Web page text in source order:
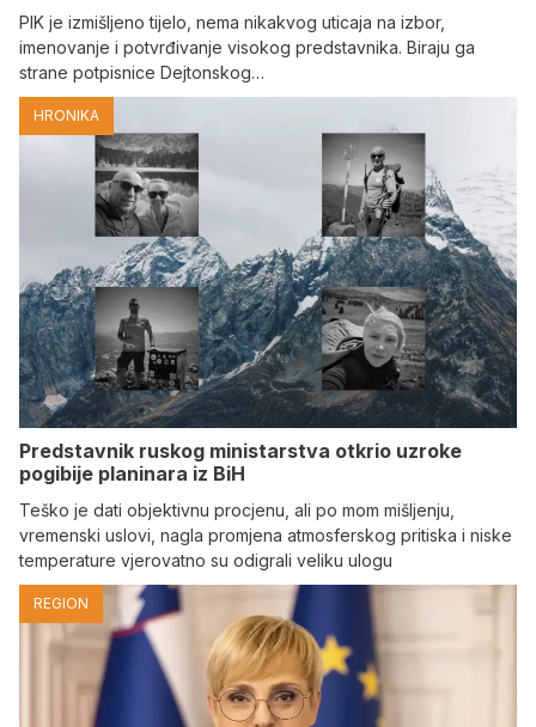
PIK je izmišljeno tijelo, nema nikakvog uticaja na izbor,
imenovanje i potvrđivanje visokog predstavnika. Biraju ga
strane potpisnice Dejtonskog…
HRONIKA
Predstavnik ruskog ministarstva otkrio uzroke
pogibije planinara iz BiH
Teško je dati objektivnu procjenu, ali po mom mišljenju,
vremenski uslovi, nagla promjena atmosferskog pritiska i niske
temperature vjerovatno su odigrali veliku ulogu
REGION